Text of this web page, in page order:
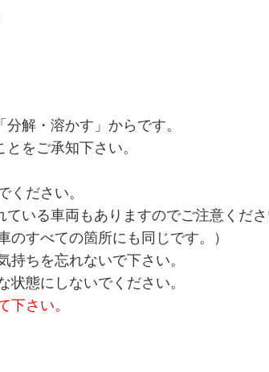
解・溶かす」からです。
をご承知下さい。
ください。
いる車両もありますのでご注意くださ
のすべての箇所にも同じです。）
持ちを忘れないで下さい。
状態にしないでください。
下さい。